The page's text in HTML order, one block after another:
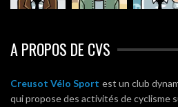
A PROPOS DE CVS
Creusot Vélo Sport est un club
qui propose des activités de cyclisme